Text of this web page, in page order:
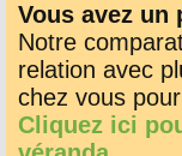
ci s
Vous avez un
Notre
relation avec
chez vous
Cliquez ici